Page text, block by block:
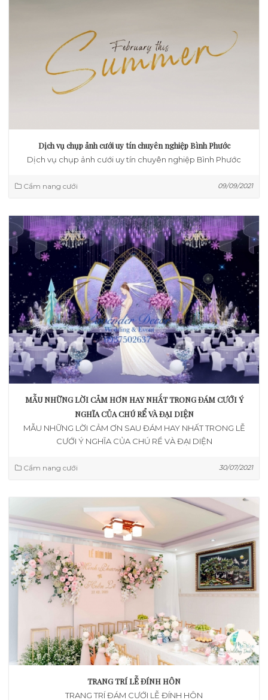
Dịch vụ chụp ảnh cưới uy tín chuyên nghiệp Bình Phước
Dịch vụ chụp ảnh cưới uy tín chuyên nghiệp Bình Phước
Cẩm nang cưới 09/09/2021
MẪU NHỮNG LỜI CẢM HƠN HAY NHẤT TRONG ĐÁM CƯỚI Ý
NGHĨA CỦA CHÚ RỂ VÀ ĐẠI DIỆN
MẪU NHỮNG LỜI CẢM ƠN SAU ĐÁM HAY NHẤT TRONG LỄ
CƯỚI Ý NGHĨA CỦA CHÚ RỂ VÀ ĐẠI DIỆN
Cẩm nang cưới 30/07/2021
TRANG TRÍ LỄ ĐÍNH HÔN
TRANG TRÍ ĐÁM CƯỚI LỄ ĐÍNH HÔN